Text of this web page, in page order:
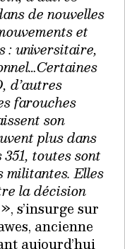
de nouvelles
et
: universitaire,
d’autres
farouches
son
plus dans
toutes sont
militantes. Elles
la décision
», s’insurge sur
ancienne
aujourd’hui